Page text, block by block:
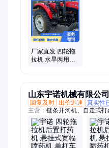
地耕地机、农机信息网
厂家直发 四轮拖
拉机 水旱两用耕
山东宇诺机械有限公司
回复及时 出价迅速 真实性
主营： 链条开沟机、自走式
机、微耕机、搅拌机、筛选
油挂桨机、木材粉碎机、脱
谷机、粮食装袋机、精播机